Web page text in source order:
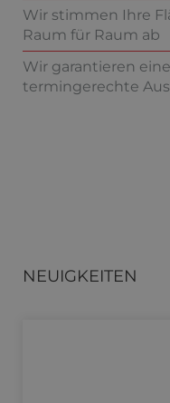
Wir stimmen Ihre
Raum für Raum ab
Wir garantieren
termingerechte
NEUIGKEITEN